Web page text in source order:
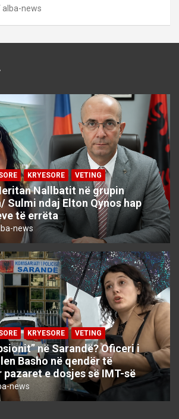
alba-news
KRYESORE VETING
Nallbatit në grupin
Sulmi ndaj Elton Qynos hap
të errëta
news
KRYESORE VETING
në Sarandë? Oficeri i
Basho në qendër të
pazaret e dosjes së IMT-së
news